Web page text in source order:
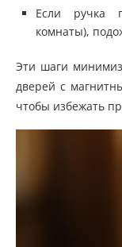
Если ручка
комнаты),
Эти шаги
дверей с
чтобы избежать